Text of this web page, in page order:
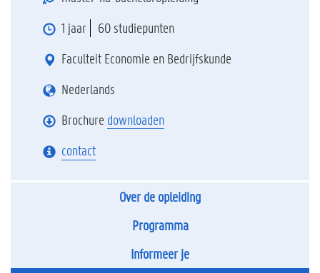
1 jaar
60 studiepunten
Faculteit Economie en Bedrijfskunde
Nederlands
Brochure downloaden
contact
Over de opleiding
Programma
Informeer je